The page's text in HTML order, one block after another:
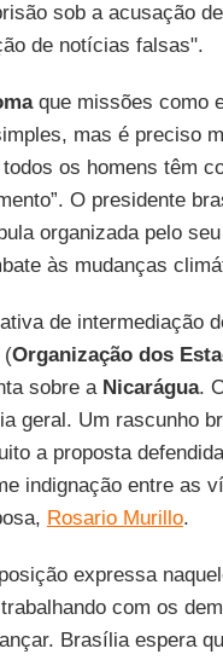
sob a acusação
de notícias falsas".
que missões como
mas é preciso
os homens têm
O presidente
organizada pelo
às mudanças
de intermediação
Organização dos
sobre a Nicarágua.
geral. Um rascunho
a proposta
indignação entre as
Rosario Murillo.
expressa
com os
Brasília espera